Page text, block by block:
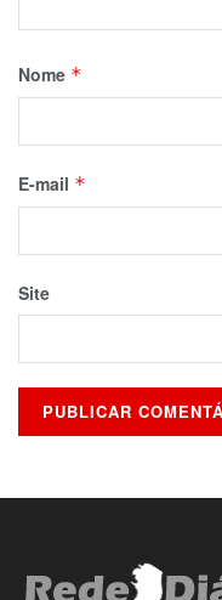
Nome *
E-mail *
Site